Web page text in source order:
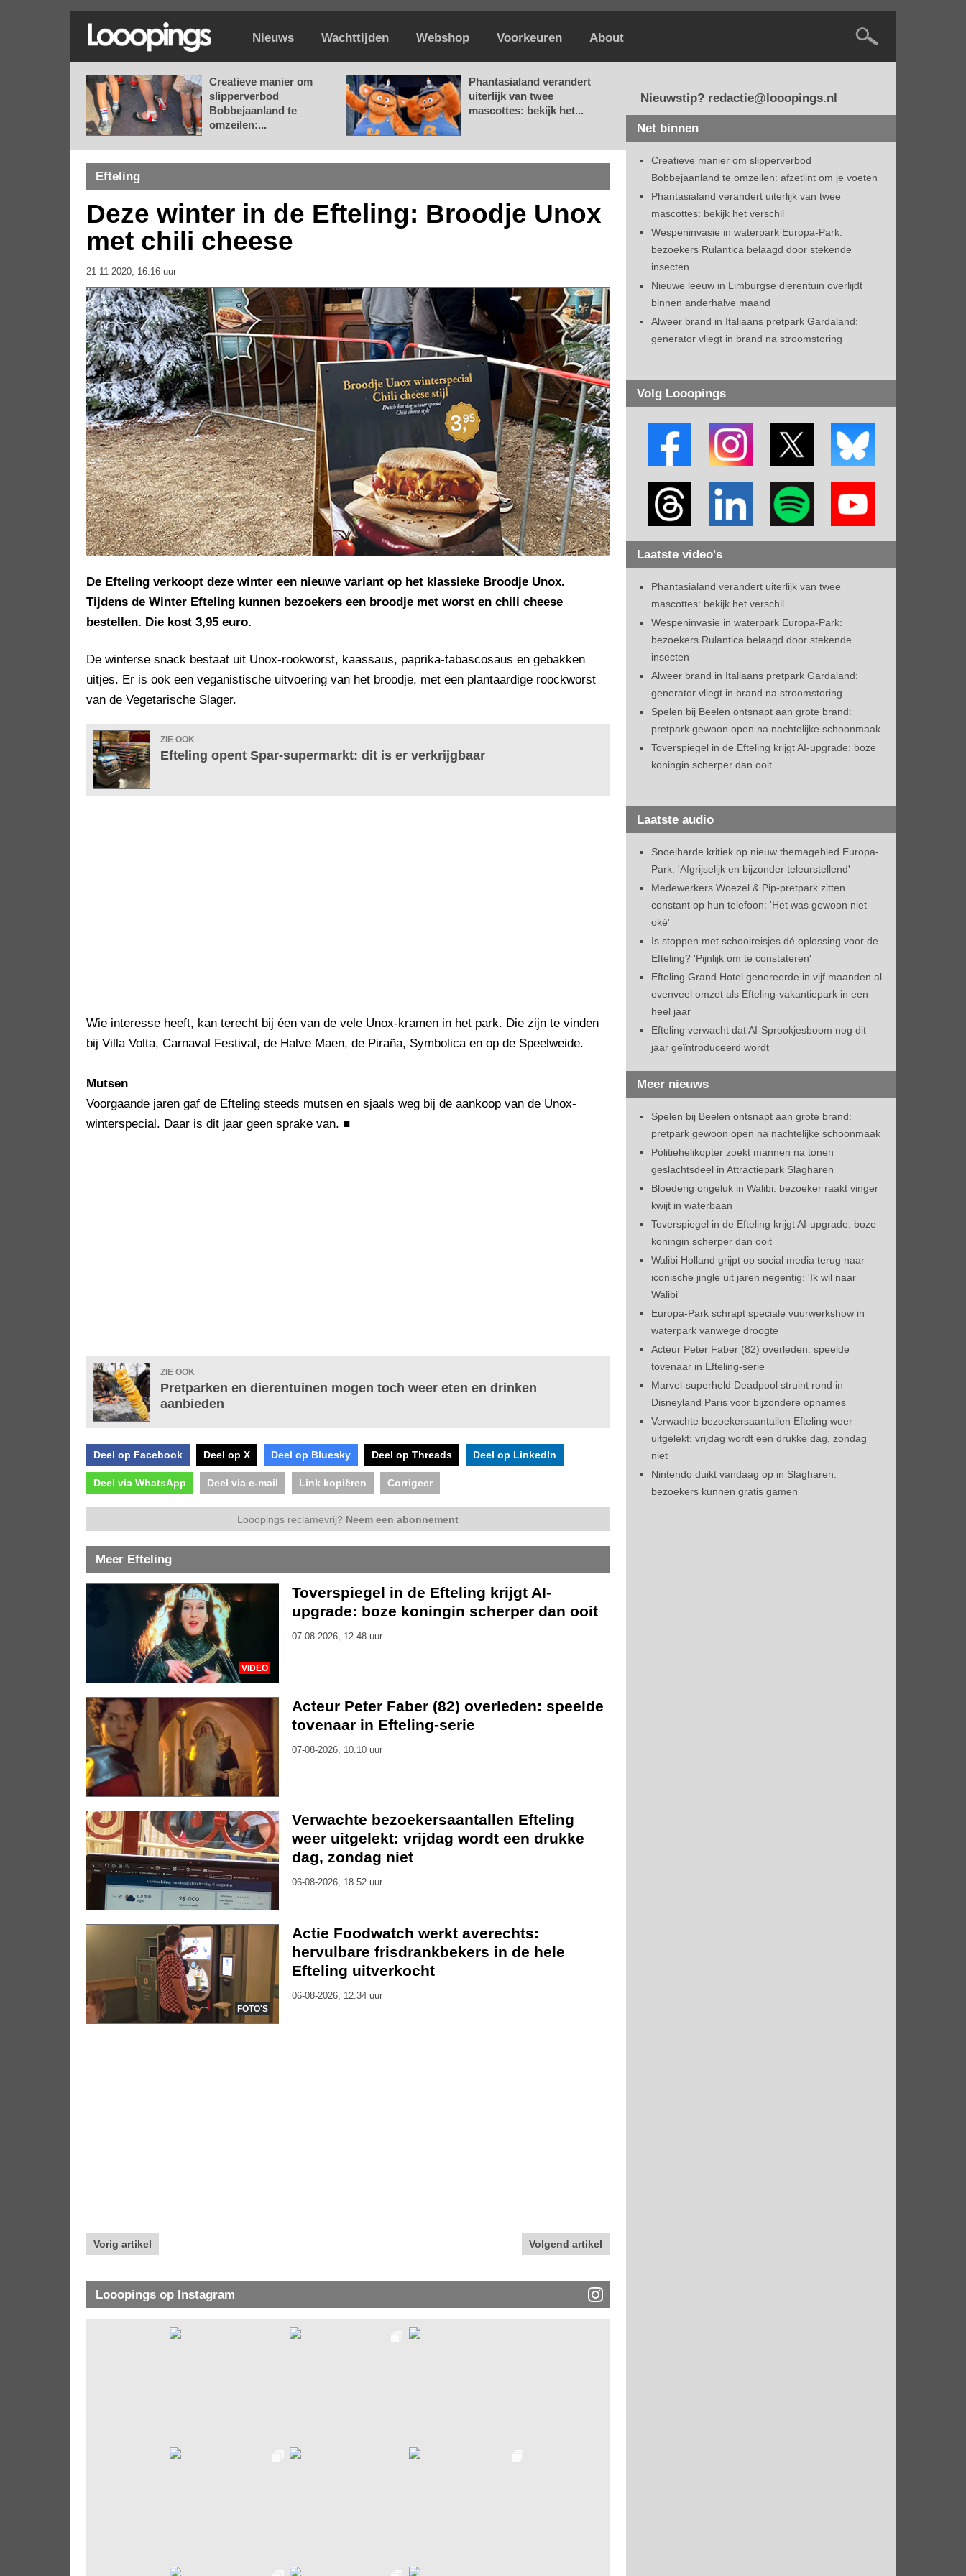
Nieuws Wachttijden Webshop Voorkeuren About
Creatieve manier om
slipperverbod
Bobbejaanland te
omzeilen:...
Phantasialand verandert
uiterlijk van twee
mascottes: bekijk het...
Efteling
Deze winter in de Efteling: Broodje Unox
met chili cheese
21-11-2020, 16.16 uur
De Efteling verkoopt deze winter een nieuwe variant op het klassieke Broodje Unox.
Tijdens de Winter Efteling kunnen bezoekers een broodje met worst en chili cheese
bestellen. Die kost 3,95 euro.
De winterse snack bestaat uit Unox-rookworst, kaassaus, paprika-tabascosaus en gebakken
uitjes. Er is ook een veganistische uitvoering van het broodje, met een plantaardige roockworst
van de Vegetarische Slager.
ZIE OOK
Efteling opent Spar-supermarkt: dit is er verkrijgbaar
Wie interesse heeft, kan terecht bij éen van de vele Unox-kramen in het park. Die zijn te vinden
bij Villa Volta, Carnaval Festival, de Halve Maen, de Piraña, Symbolica en op de Speelweide.
Mutsen
Voorgaande jaren gaf de Efteling steeds mutsen en sjaals weg bij de aankoop van de Unox-
winterspecial. Daar is dit jaar geen sprake van. ■
ZIE OOK
Pretparken en dierentuinen mogen toch weer eten en drinken
aanbieden
Deel op Facebook Deel op X Deel op Bluesky Deel op Threads Deel op LinkedIn
Deel via WhatsApp Deel via e-mail Link kopiëren Corrigeer
Looopings reclamevrij? Neem een abonnement
Meer Efteling
VIDEO
Toverspiegel in de Efteling krijgt AI-
upgrade: boze koningin scherper dan ooit
07-08-2026, 12.48 uur
Acteur Peter Faber (82) overleden: speelde
tovenaar in Efteling-serie
07-08-2026, 10.10 uur
Verwachte bezoekersaantallen Efteling
weer uitgelekt: vrijdag wordt een drukke
dag, zondag niet
06-08-2026, 18.52 uur
FOTO'S
Actie Foodwatch werkt averechts:
hervulbare frisdrankbekers in de hele
Efteling uitverkocht
06-08-2026, 12.34 uur
Vorig artikel Volgend artikel
Looopings op Instagram
Nieuwstip? redactie@looopings.nl
Net binnen
Creatieve manier om slipperverbod
Bobbejaanland te omzeilen: afzetlint om je voeten
Phantasialand verandert uiterlijk van twee
mascottes: bekijk het verschil
Wespeninvasie in waterpark Europa-Park:
bezoekers Rulantica belaagd door stekende
insecten
Nieuwe leeuw in Limburgse dierentuin overlijdt
binnen anderhalve maand
Alweer brand in Italiaans pretpark Gardaland:
generator vliegt in brand na stroomstoring
Volg Looopings
Laatste video's
Phantasialand verandert uiterlijk van twee
mascottes: bekijk het verschil
Wespeninvasie in waterpark Europa-Park:
bezoekers Rulantica belaagd door stekende
insecten
Alweer brand in Italiaans pretpark Gardaland:
generator vliegt in brand na stroomstoring
Spelen bij Beelen ontsnapt aan grote brand:
pretpark gewoon open na nachtelijke schoonmaak
Toverspiegel in de Efteling krijgt AI-upgrade: boze
koningin scherper dan ooit
Laatste audio
Snoeiharde kritiek op nieuw themagebied Europa-
Park: 'Afgrijselijk en bijzonder teleurstellend'
Medewerkers Woezel & Pip-pretpark zitten
constant op hun telefoon: 'Het was gewoon niet
oké'
Is stoppen met schoolreisjes dé oplossing voor de
Efteling? 'Pijnlijk om te constateren'
Efteling Grand Hotel genereerde in vijf maanden al
evenveel omzet als Efteling-vakantiepark in een
heel jaar
Efteling verwacht dat AI-Sprookjesboom nog dit
jaar geïntroduceerd wordt
Meer nieuws
Spelen bij Beelen ontsnapt aan grote brand:
pretpark gewoon open na nachtelijke schoonmaak
Politiehelikopter zoekt mannen na tonen
geslachtsdeel in Attractiepark Slagharen
Bloederig ongeluk in Walibi: bezoeker raakt vinger
kwijt in waterbaan
Toverspiegel in de Efteling krijgt AI-upgrade: boze
koningin scherper dan ooit
Walibi Holland grijpt op social media terug naar
iconische jingle uit jaren negentig: 'Ik wil naar
Walibi'
Europa-Park schrapt speciale vuurwerkshow in
waterpark vanwege droogte
Acteur Peter Faber (82) overleden: speelde
tovenaar in Efteling-serie
Marvel-superheld Deadpool struint rond in
Disneyland Paris voor bijzondere opnames
Verwachte bezoekersaantallen Efteling weer
uitgelekt: vrijdag wordt een drukke dag, zondag
niet
Nintendo duikt vandaag op in Slagharen:
bezoekers kunnen gratis gamen